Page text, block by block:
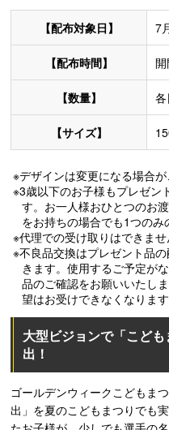
【配布対象日】 7
【配布時間】
【数量】
【サイズ】
※デザインは変更になる場合が
※3歳以下のお子様もプレゼン
す。お一人様おひとつのお
をお持ちの場合でも1つのみ
※代理での受け取りはできませ
※不良品交換はプレゼント品
きます。使用するご予定が
品のご確認をお願いいたし
望はお受けできなくなりま
大型ビジョンで「こど
出！
ゴールデンウィークこどもま
出」を夏のこどもまつりでも